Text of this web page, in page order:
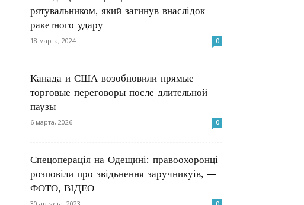
рятувальником, який загинув внаслідок
ракетного удару
18 марта, 2024 0
Канада и США возобновили прямые
торговые переговоры после длительной
паузы
6 марта, 2026 0
Спецоперація на Одещині: правоохоронці
розповіли про звідьнення заручникуів, —
ФОТО, ВІДЕО